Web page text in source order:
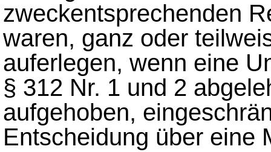
zweckentsprechenden
waren, ganz oder
auferlegen, wenn eine
§ 312 Nr. 1 und 2
aufgehoben,
Entscheidung über eine